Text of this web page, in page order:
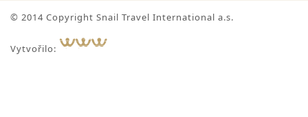
© 2014 Copyright Snail Travel International a.s.
Vytvořilo: